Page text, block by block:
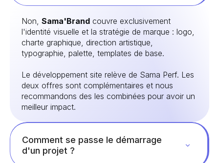
Non, Sama'Brand couvre exclusivement
l'identité visuelle et la stratégie de marque : logo,
charte graphique, direction artistique,
typographie, palette, templates de base.
Le développement site relève de Sama Perf. Les
deux offres sont complémentaires et nous
recommandons des les combinées pour avoir un
meilleur impact.
Comment se passe le démarrage
d'un projet ?